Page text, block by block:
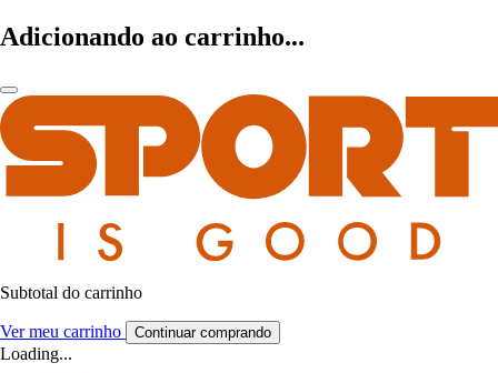
Adicionando ao carrinho...
Subtotal do carrinho
Ver meu carrinho Continuar comprando
Loading...